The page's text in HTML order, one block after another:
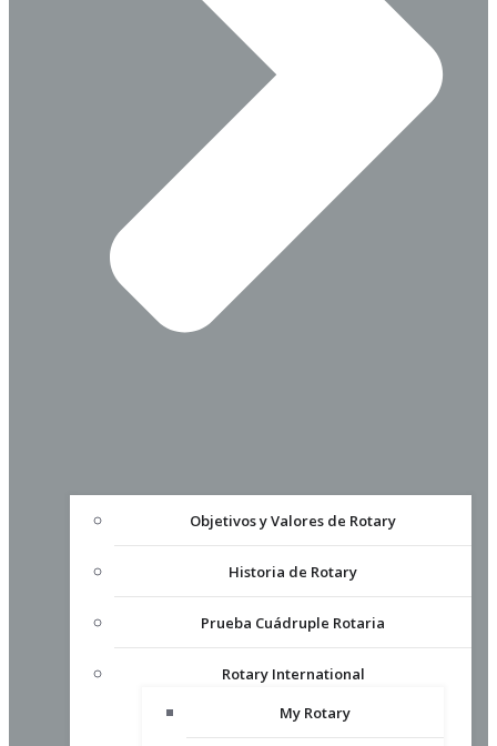
Objetivos y Valores de Rotary
Historia de Rotary
Prueba Cuádruple Rotaria
Rotary International
My Rotary